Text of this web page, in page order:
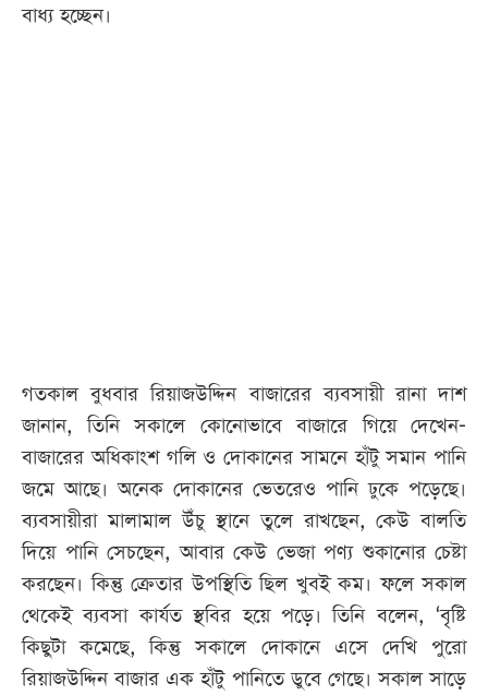
বাধ্য হচ্ছেন।
গতকাল বুধবার রিয়াজউদ্দিন বাজারের ব্যবসায়ী রানা দাশ
জানান, তিনি সকালে কোনোভাবে বাজারে গিয়ে দেখেন-
বাজারের অধিকাংশ গলি ও দোকানের সামনে হাঁটু সমান পানি
জমে আছে। অনেক দোকানের ভেতরেও পানি ঢুকে পড়েছে।
ব্যবসায়ীরা মালামাল উঁচু স্থানে তুলে রাখছেন, কেউ বালতি
দিয়ে পানি সেচছেন, আবার কেউ ভেজা পণ্য শুকানোর চেষ্টা
করছেন। কিন্তু ক্রেতার উপস্থিতি ছিল খুবই কম। ফলে সকাল
থেকেই ব্যবসা কার্যত স্থবির হয়ে পড়ে। তিনি বলেন, ‘বৃষ্টি
কিছুটা কমেছে, কিন্তু সকালে দোকানে এসে দেখি পুরো
রিয়াজউদ্দিন বাজার এক হাঁটু পানিতে ডুবে গেছে। সকাল সাড়ে